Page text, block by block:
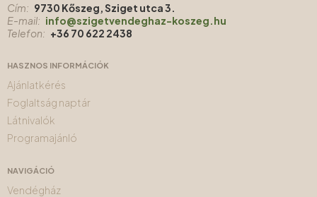
Cím: 9730 Kőszeg, Sziget utca 3.
E-mail: info@szigetvendeghaz-koszeg.hu
Telefon: +36 70 622 2438
HASZNOS INFORMÁCIÓK
Ajánlatkérés
Foglaltság naptár
Látnivalók
Programajánló
NAVIGÁCIÓ
Vendégház